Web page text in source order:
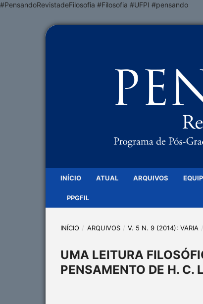
#PensandoRevistadeFilosofia #Filosofia #UFPI #pensando
INÍCIO ATUAL ARQUIVOS
PPGFIL
INÍCIO / ARQUIVOS / V. 5 N. 9 (2014): VARIA /
UMA LEITURA
PENSAMENTO DE H. C.